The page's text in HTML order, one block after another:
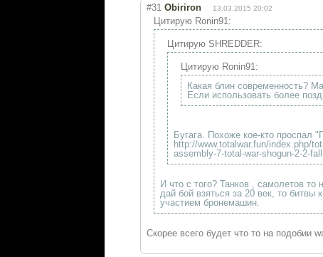
#31 Obiriron 13.03.2015 20:02
Цитирую Ronin91:
Цитирую SHREDDER:
Цитирую Ronin91:
Какая блин современность?
Если использовать более
Бугага. Похоже кое-кто проспал
http://www.totalwar.fun/index.php/
assembly-7-total-war-shogun-2-2-
И что с того? Танков , самолетов
дай бой взяться за 20 век, то битвы
участием бронемашин.
Скорее всего будет что то на подобии